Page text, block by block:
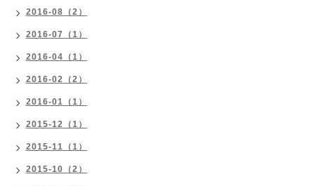
2016-08（2）
2016-07（1）
2016-04（1）
2016-02（2）
2016-01（1）
2015-12（1）
2015-11（1）
2015-10（2）